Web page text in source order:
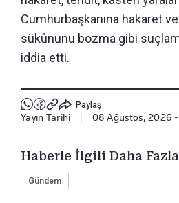
Cumhurbaşkanına hakaret
sükûnunu bozma gibi
iddia etti.
Paylaş
Yayın Tarihi 08 Ağustos, 2026 -
Haberle İlgili Daha
Gündem